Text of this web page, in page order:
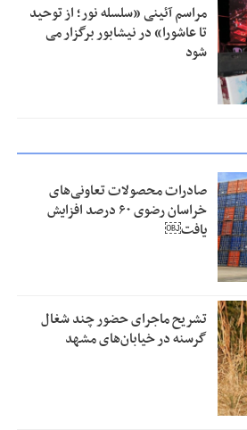
مراسم آئینی «سلسله نور؛ از توحید
تا عاشورا» در نیشابور برگزار می
شود
صادرات محصولات تعاونی‌های
خراسان رضوی ۶۰ درصد افزایش
یافت￼
تشریح ماجرای حضور چند شغال
گرسنه در خیابان‌های مشهد